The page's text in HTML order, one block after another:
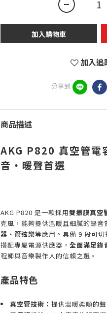
加入購物車
加入追
分享到
商品描述
AKG P820 真空管電
音‧暖聲首選
AKG P820 是一款採用雙振膜真空
克風，能夠提供溫暖且細膩的錄音
器、管弦樂等應用。具備 9 段可切
搭配專屬電源供應器， 全面滿足錄
程師與音樂製作人的信賴之選。
產品特色
真空管技術： 提供溫暖柔順的